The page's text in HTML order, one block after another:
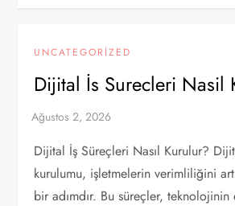
UNCATEGORIZED
Dijital İs Surecleri Nasil
Dijital İş Süreçleri Nasıl Kurulur?
kurulumu, işletmelerin verimliliğini
bir adımdır. Bu süreçler, teknolojinin